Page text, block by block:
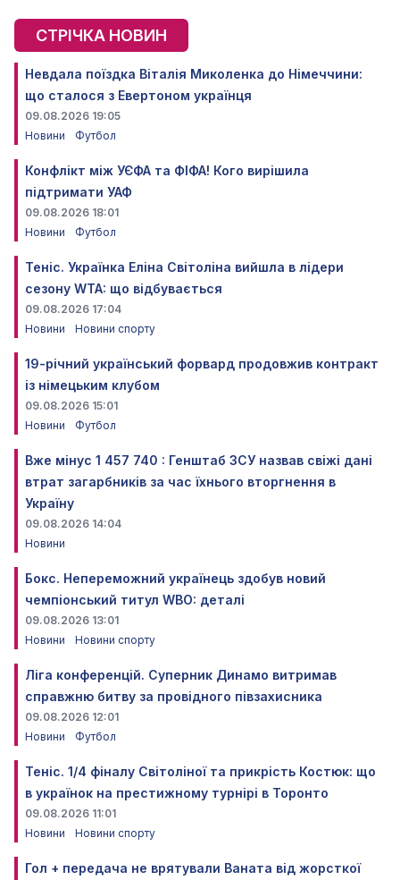
СТРІЧКА НОВИН
Невдала поїздка Віталія Миколенка до Німеччини:
що сталося з Евертоном українця
09.08.2026 19:05
Новини
Футбол
Конфлікт між УЄФА та ФІФА! Кого вирішила
підтримати УАФ
09.08.2026 18:01
Новини
Футбол
Теніс. Українка Еліна Світоліна вийшла в лідери
сезону WTA: що відбувається
09.08.2026 17:04
Новини
Новини спорту
19-річний український форвард продовжив контракт
із німецьким клубом
09.08.2026 15:01
Новини
Футбол
Вже мінус 1 457 740 : Генштаб ЗСУ назвав свіжі дані
втрат загарбників за час їхнього вторгнення в
Україну
09.08.2026 14:04
Новини
Бокс. Непереможний українець здобув новий
чемпіонський титул WBO: деталі
09.08.2026 13:01
Новини
Новини спорту
Ліга конференцій. Суперник Динамо витримав
справжню битву за провідного півзахисника
09.08.2026 12:01
Новини
Футбол
Теніс. 1/4 фіналу Світоліної та прикрість Костюк: що
в українок на престижному турнірі в Торонто
09.08.2026 11:01
Новини
Новини спорту
Гол + передача не врятували Ваната від жорсткої